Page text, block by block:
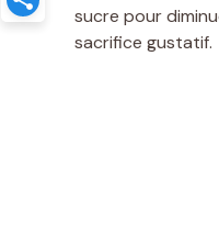
sucre pour
sacrifice gustatif.